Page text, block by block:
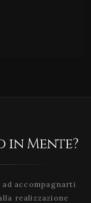
in Mente?
accompagnarti
realizzazione